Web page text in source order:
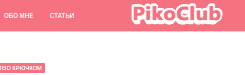
ОБО МНЕ СТАТЬИ
КРЮЧКОМ